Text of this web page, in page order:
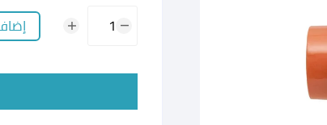
كمية
تطويلة
احمر